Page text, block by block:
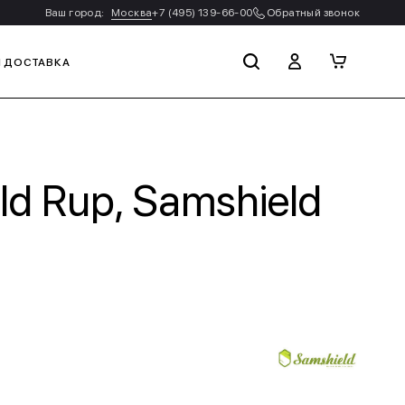
Ваш город: Москва+7 (495) 139-66-00 Обратный звонок
ДОСТАВКА
Rup, Samshield